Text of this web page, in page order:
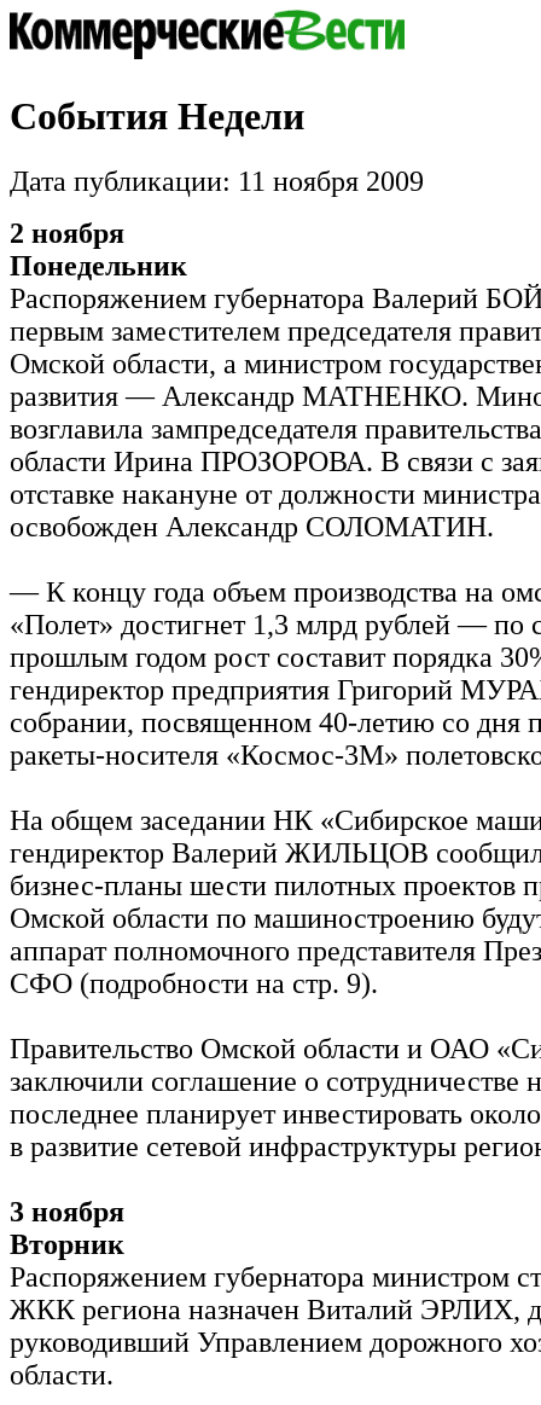
События Недели
Дата публикации: 11 ноября 2009
2 ноября
Понедельник
Распоряжением губернатора Валерий
первым заместителем председателя
Омской области, а министром
развития — Александр МАТНЕНКО.
возглавила зампредседателя
области Ирина ПРОЗОРОВА. В связи с
отставке накануне от должности
освобожден Александр СОЛОМАТИН.
— К концу года объем производства на
«Полет» достигнет 1,3 млрд рублей — по
прошлым годом рост составит порядка
гендиректор предприятия Григорий
собрании, посвященном 40-летию со дня
ракеты-носителя «Космос-3М»
На общем заседании НК «Сибирское
гендиректор Валерий ЖИЛЬЦОВ
бизнес-планы шести пилотных проектов
Омской области по машиностроению
аппарат полномочного представителя
СФО (подробности на стр. 9).
Правительство Омской области и ОАО
заключили соглашение о сотрудничестве
последнее планирует инвестировать
в развитие сетевой инфраструктуры
3 ноября
Вторник
Распоряжением губернатора министром
ЖКК региона назначен Виталий ЭРЛИХ,
руководивший Управлением дорожного
области.